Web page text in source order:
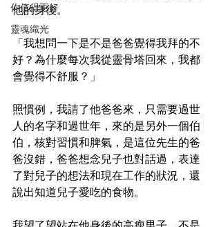
你值得更好
靈魂織光
他的身後。
「我想問一下是不是爸爸覺得我拜的不
好？為什麼每次我從靈骨塔回來，我都
會覺得不舒服？」
照慣例，我請了他爸爸來，只需要過世
人的名字和過世年，來的是另外一個伯
伯，核對習慣和脾氣，是這位先生的爸
爸沒錯，爸爸想念兒子也對話過，表達
了對兒子的想法和現在工作的狀況，還
說出知道兒子愛吃的食物。